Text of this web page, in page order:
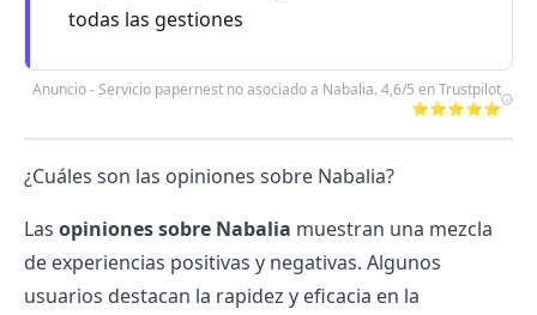
todas las gestiones
Anuncio - Servicio papernest no asociado a Nabalia. 4,6/5 en Trustpilot
⭐⭐⭐⭐⭐
¿Cuáles son las opiniones sobre Nabalia?
Las opiniones sobre Nabalia muestran una mezcla
de experiencias positivas y negativas. Algunos
usuarios destacan la rapidez y eficacia en la